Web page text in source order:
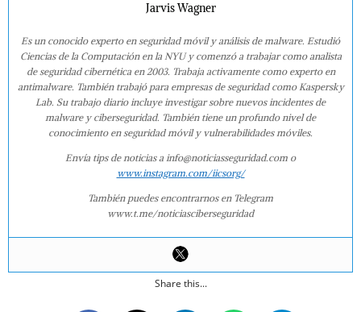
Jarvis Wagner
Es un conocido experto en seguridad móvil y análisis de malware. Estudió
Ciencias de la Computación en la NYU y comenzó a trabajar como analista
de seguridad cibernética en 2003. Trabaja activamente como experto en
antimalware. También trabajó para empresas de seguridad como Kaspersky
Lab. Su trabajo diario incluye investigar sobre nuevos incidentes de
malware y ciberseguridad. También tiene un profundo nivel de
conocimiento en seguridad móvil y vulnerabilidades móviles.
Envía tips de noticias a info@noticiasseguridad.com o
www.instagram.com/iicsorg/
También puedes encontrarnos en Telegram
www.t.me/noticiasciberseguridad
Share this...